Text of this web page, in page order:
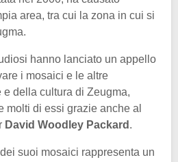
area, tra cui la zona in cui si
hanno lanciato un appello
i mosaici e le altre
e della cultura di Zeugma,
molti di essi grazie anche al
David Woodley Packard .
suoi mosaici rappresenta un